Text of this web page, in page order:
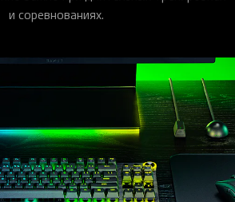
и соревнованиях.